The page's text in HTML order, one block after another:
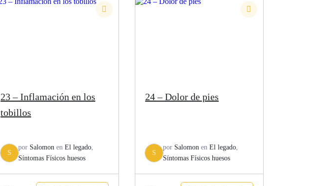
23 – Inflamación en los
tobillos
S
por Salomon en El legado,
Síntomas Físicos huesos
24 – Dolor de pies
S
por Salomon en El legado,
Síntomas Físicos huesos